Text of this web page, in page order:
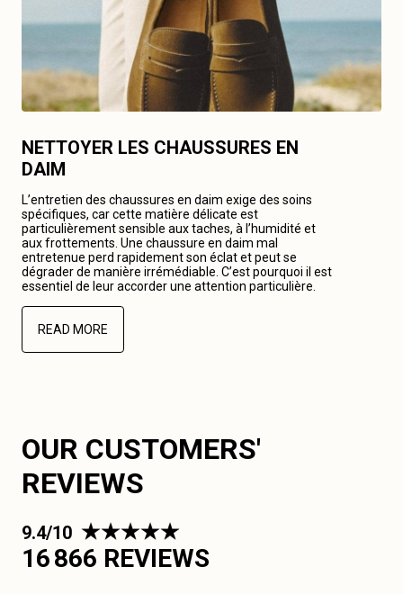
NETTOYER LES CHAUSSURES EN
DAIM
L’entretien des chaussures en daim exige des soins
spécifiques, car cette matière délicate est
particulièrement sensible aux taches, à l’humidité et
aux frottements. Une chaussure en daim mal
entretenue perd rapidement son éclat et peut se
dégrader de manière irrémédiable. C’est pourquoi il est
essentiel de leur accorder une attention particulière.
READ MORE
OUR CUSTOMERS'
REVIEWS
9.4/10
16 866 REVIEWS